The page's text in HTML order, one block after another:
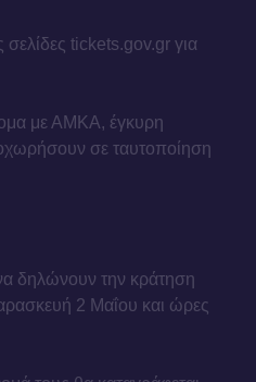
σελίδες tickets.gov.gr για
με ΑΜΚΑ, έγκυρη
σε ταυτοποίηση
δηλώνουν την κράτηση
2 Μαΐου και ώρες